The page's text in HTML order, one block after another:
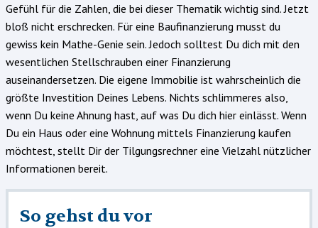
Gefühl für die Zahlen, die bei dieser Thematik wichtig sind. Jetzt
bloß nicht erschrecken. Für eine Baufinanzierung musst du
gewiss kein Mathe-Genie sein. Jedoch solltest Du dich mit den
wesentlichen Stellschrauben einer Finanzierung
auseinandersetzen. Die eigene Immobilie ist wahrscheinlich die
größte Investition Deines Lebens. Nichts schlimmeres also,
wenn Du keine Ahnung hast, auf was Du dich hier einlässt. Wenn
Du ein Haus oder eine Wohnung mittels Finanzierung kaufen
möchtest, stellt Dir der Tilgungsrechner eine Vielzahl nützlicher
Informationen bereit.
So gehst du vor